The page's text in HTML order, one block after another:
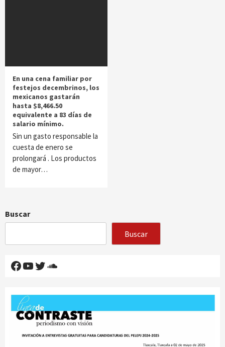
En una cena familiar por
festejos decembrinos, los
mexicanos gastarán
hasta $8,466.50
equivalente a 83 días de
salario mínimo.
Sin un gasto responsable la
cuesta de enero se
prolongará . Los productos
de mayor…
Buscar
Buscar
Facebook
YouTube
Twitter
SoundCloud